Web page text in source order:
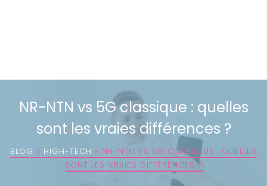
NR-NTN vs 5G classique : quelles
sont les vraies différences ?
BLOG » HIGH-TECH » NR-NTN VS 5G CLASSIQUE : QUELLES
SONT LES VRAIES DIFFÉRENCES ?